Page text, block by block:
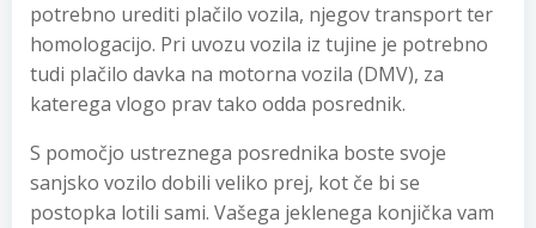
potrebno urediti plačilo vozila, njegov transport ter
homologacijo. Pri uvozu vozila iz tujine je potrebno
tudi plačilo davka na motorna vozila (DMV), za
katerega vlogo prav tako odda posrednik.
S pomočjo ustreznega posrednika boste svoje
sanjsko vozilo dobili veliko prej, kot če bi se
postopka lotili sami. Vašega jeklenega konjička vam